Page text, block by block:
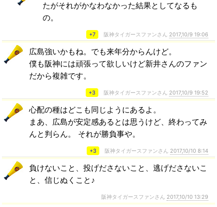
たがそれがかなわなかった結果としてなるも
の。
+7 阪神タイガースファンさん 2017,10/9 19:06
広島強いかもね。でも来年分からんけど。
僕も阪神には頑張って欲しいけど新井さんのファン
だから複雑です。
+3 阪神タイガースファンさん 2017,10/9 19:52
心配の種はどこも同じようにあるよ。
まあ、広島が安定感あるとは思うけど、終わってみ
んと判らん。 それが勝負事や。
+3 阪神タイガースファンさん 2017,10/10 8:14
負けないこと、投げださないこと、逃げださないこ
と、信じぬくこと♪
阪神タイガースファンさん 2017,10/10 13:29